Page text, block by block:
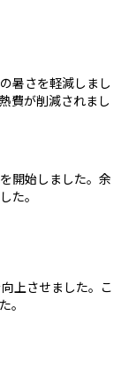
暑さを軽減しまし
費が削減されまし
開始しました。余
た。
上させました。こ
。